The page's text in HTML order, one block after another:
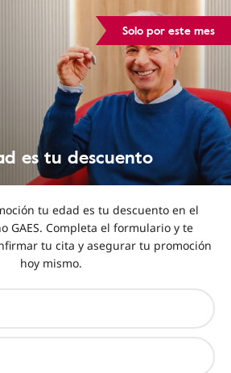
Solo por este mes
es tu descuento
tu edad es tu descuento en el
GAES. Completa el formulario y te
tu cita y asegurar tu promoción
hoy mismo.